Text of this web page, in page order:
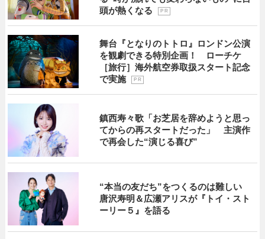
頭が熱くなる
P R
舞台『となりのトトロ』ロンドン公演
を観劇できる特別企画！ ローチケ
［旅行］海外航空券取扱スタート記念
で実施
P R
鎮西寿々歌「お芝居を辞めようと思っ
てからの再スタートだった」 主演作
で再会した“演じる喜び”
“本当の友だち”をつくるのは難しい
唐沢寿明＆広瀬アリスが『トイ・スト
ーリー５』を語る